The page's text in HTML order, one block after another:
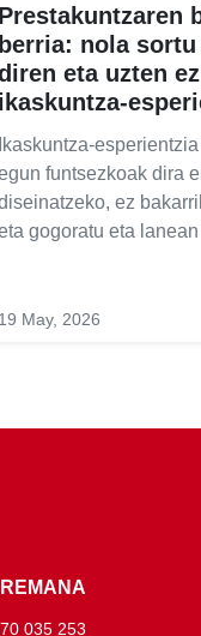
Prestakuntzaren
berria: nola sortu
eta uzten
ikaskuntza-
Ikaskuntza-
funtsezkoak dira
ez
gogoratu eta
19 May, 2026
035 253